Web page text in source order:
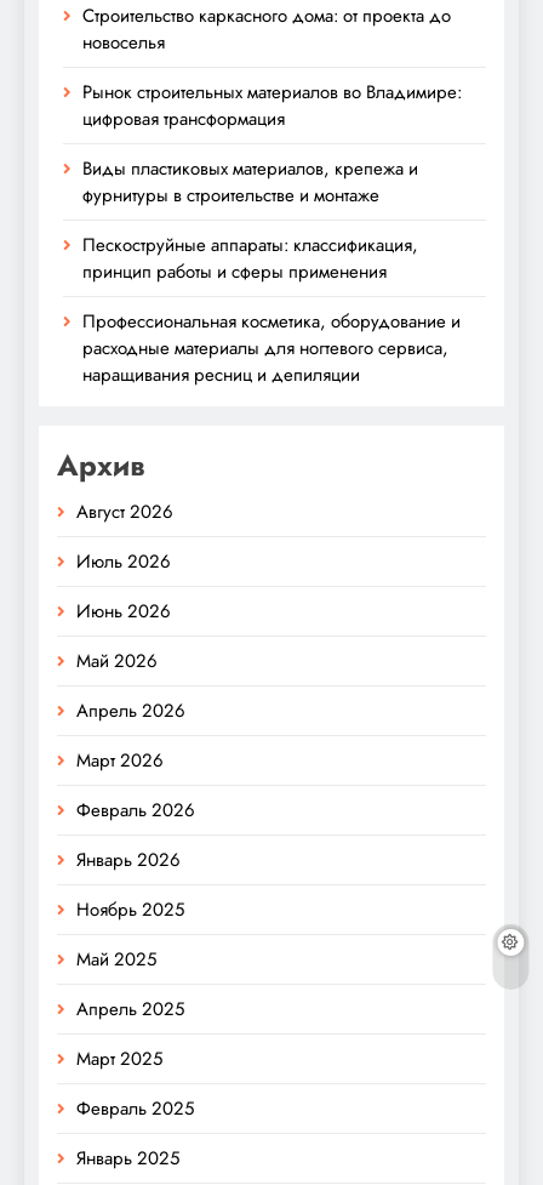
Строительство каркасного дома: от проекта до
новоселья
Рынок строительных материалов во Владимире:
цифровая трансформация
Виды пластиковых материалов, крепежа и
фурнитуры в строительстве и монтаже
Пескоструйные аппараты: классификация,
принцип работы и сферы применения
Профессиональная косметика, оборудование и
расходные материалы для ногтевого сервиса,
наращивания ресниц и депиляции
Архив
Август 2026
Июль 2026
Июнь 2026
Май 2026
Апрель 2026
Март 2026
Февраль 2026
Январь 2026
Ноябрь 2025
Май 2025
Апрель 2025
Март 2025
Февраль 2025
Январь 2025